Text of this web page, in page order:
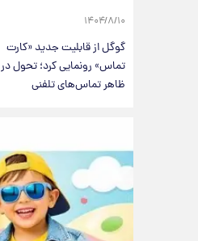
۱۴۰۴/۸/۱۰
گوگل از قابلیت جدید «کارت
تماس» رونمایی کرد؛ تحول در
ظاهر تماس‌های تلفنی